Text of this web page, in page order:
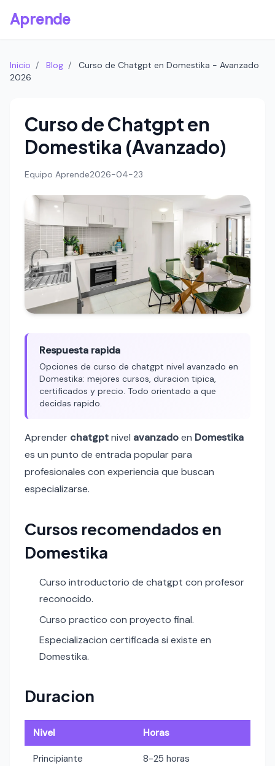
Aprende
Inicio / Blog /
Curso de Chatgpt en Domestika - Avanzado
2026
Curso de Chatgpt en
Domestika (Avanzado)
Equipo Aprende2026-04-23
Respuesta rapida
Opciones de curso de chatgpt nivel avanzado en
Domestika: mejores cursos, duracion tipica,
certificados y precio. Todo orientado a que
decidas rapido.
Aprender chatgptnivel avanzadoen Domestika
es un punto de entrada popular para
profesionales con experiencia que buscan
especializarse.
Cursos recomendados en
Domestika
Curso introductorio de chatgpt con profesor
reconocido.
Curso practico con proyecto final.
Especializacion certificada si existe en
Domestika.
Duracion
Nivel Horas
Principiante 8-25 horas